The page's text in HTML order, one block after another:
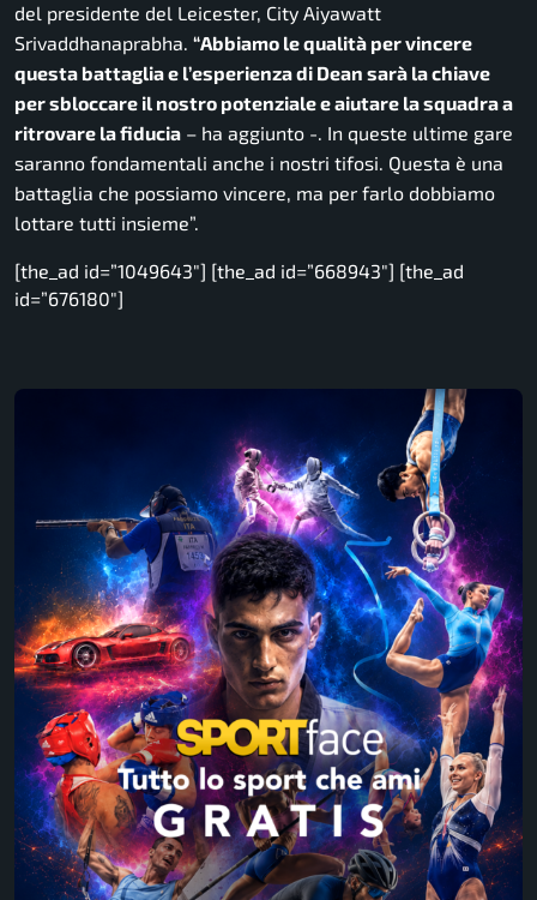
del presidente del Leicester, City Aiyawatt
Srivaddhanaprabha. “Abbiamo le qualità per vincere
questa battaglia e l’esperienza di Dean sarà la chiave
per sbloccare il nostro potenziale e aiutare la squadra a
ritrovare la fiducia – ha aggiunto -. In queste ultime gare
saranno fondamentali anche i nostri tifosi. Questa è una
battaglia che possiamo vincere, ma per farlo dobbiamo
lottare tutti insieme”.
[the_ad id=”1049643″] [the_ad id=”668943″] [the_ad
id=”676180″]